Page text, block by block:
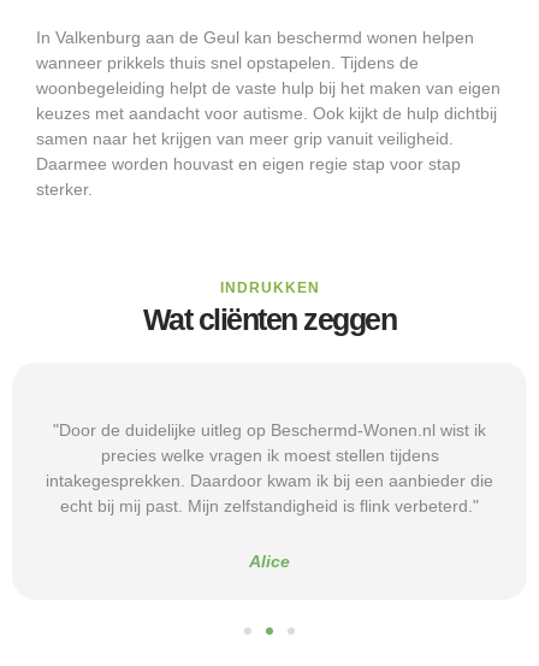
In Valkenburg aan de Geul kan beschermd wonen helpen
wanneer prikkels thuis snel opstapelen. Tijdens de
woonbegeleiding helpt de vaste hulp bij het maken van eigen
keuzes met aandacht voor autisme. Ook kijkt de hulp dichtbij
samen naar het krijgen van meer grip vanuit veiligheid.
Daarmee worden houvast en eigen regie stap voor stap
sterker.
INDRUKKEN
Wat cliënten zeggen
"Door de duidelijke uitleg op Beschermd-Wonen.nl wist ik
precies welke vragen ik moest stellen tijdens
intakegesprekken. Daardoor kwam ik bij een aanbieder die
echt bij mij past. Mijn zelfstandigheid is flink verbeterd."
Alice